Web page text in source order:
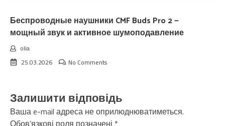
Беспроводные наушники CMF Buds Pro 2 —
мощный звук и активное шумоподавление
olia
25.03.2026
No Comments
Залишити відповідь
Ваша e-mail адреса не оприлюднюватиметься.
Обов’язкові поля позначені *